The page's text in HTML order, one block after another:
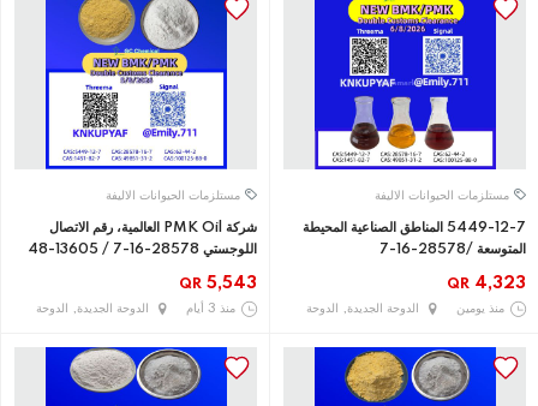
مستلزمات الحيوانات الاليفة
5449-12-7 المناطق الصناعية المحيطة
المتوسعة /28578-16-7
QR 4,323
منذ يومين الدوحة الجديدة, الدوحة
مستلزمات الحيوانات الاليفة
شركة PMK Oil العالمية، رقم الاتصال
اللوجستي 28578-16-7 / 13605-48
QR 5,543
منذ 3 أيام الدوحة الجديدة, الدوحة